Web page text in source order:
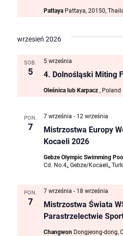
Pattaya Pattaya, 20150,
wrzesień 2026
SOB.
5 4. Dolnośląski Miting
5 września
Oleśnica lub Karpacz , Poland
PON.
7
Mistrzostwa Europy
Kocaeli 2026
7 września - 12 września
Gebze Olympic Swimming Pool
Cd. No:4,, Gebze/Kocaeli,,
PON.
7
Mistrzostwa Świata
Parastrzelectwie
7 września - 18 września
Changwon Dongjeong-dong,